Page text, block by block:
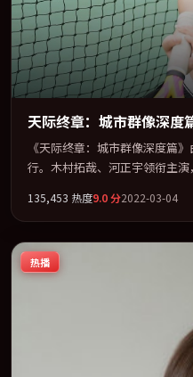
天际终章：城市群像深度
《天际终章：城市群像深度篇
行。木村拓哉、河正宇领衔主
类型为骨架，在叙事、表演与视
内地院线及主流平台同步亮相
喜欢强情节与人物弧光的观众
135,453 热度9.0分2022-03-04
热播